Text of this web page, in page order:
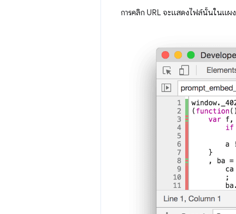
การคลิก URL จะแสดงไฟล์นั้นในแผง